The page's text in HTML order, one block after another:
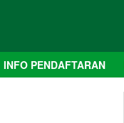
INFO PENDAFTARAN